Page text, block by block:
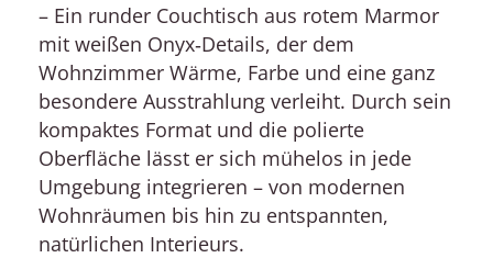
– Ein runder Couchtisch aus rotem Marmor
mit weißen Onyx‑Details, der dem
Wohnzimmer Wärme, Farbe und eine ganz
besondere Ausstrahlung verleiht. Durch sein
kompaktes Format und die polierte
Oberfläche lässt er sich mühelos in jede
Umgebung integrieren – von modernen
Wohnräumen bis hin zu entspannten,
natürlichen Interieurs.